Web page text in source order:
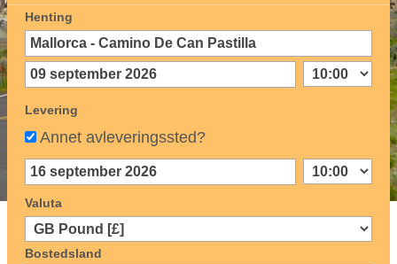
Henting
Levering
Annet avleveringssted?
Valuta
Bostedsland